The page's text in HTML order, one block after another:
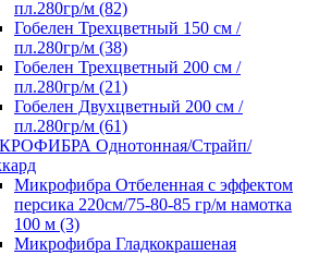
пл.280гр/м (82)
Гобелен Трехцветный 150 см /
пл.280гр/м (38)
Гобелен Трехцветный 200 см /
пл.280гр/м (21)
Гобелен Двухцветный 200 см /
пл.280гр/м (61)
Однотонная/Страйп/
Микрофибра Отбеленная с эффектом
персика 220см/75-80-85 гр/м намотка
100 м (3)
Микрофибра Гладкокрашеная